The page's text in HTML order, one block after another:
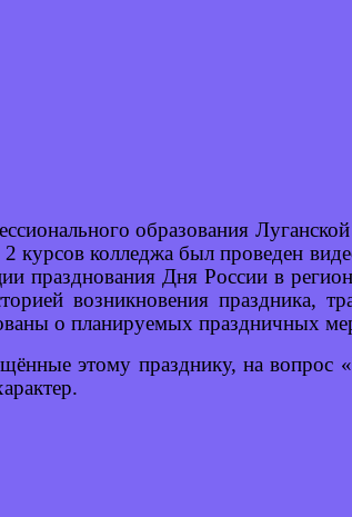
образования
колледжа был проведен
празднования Дня России в
возникновения праздника,
о планируемых праздничных
этому празднику, на вопрос